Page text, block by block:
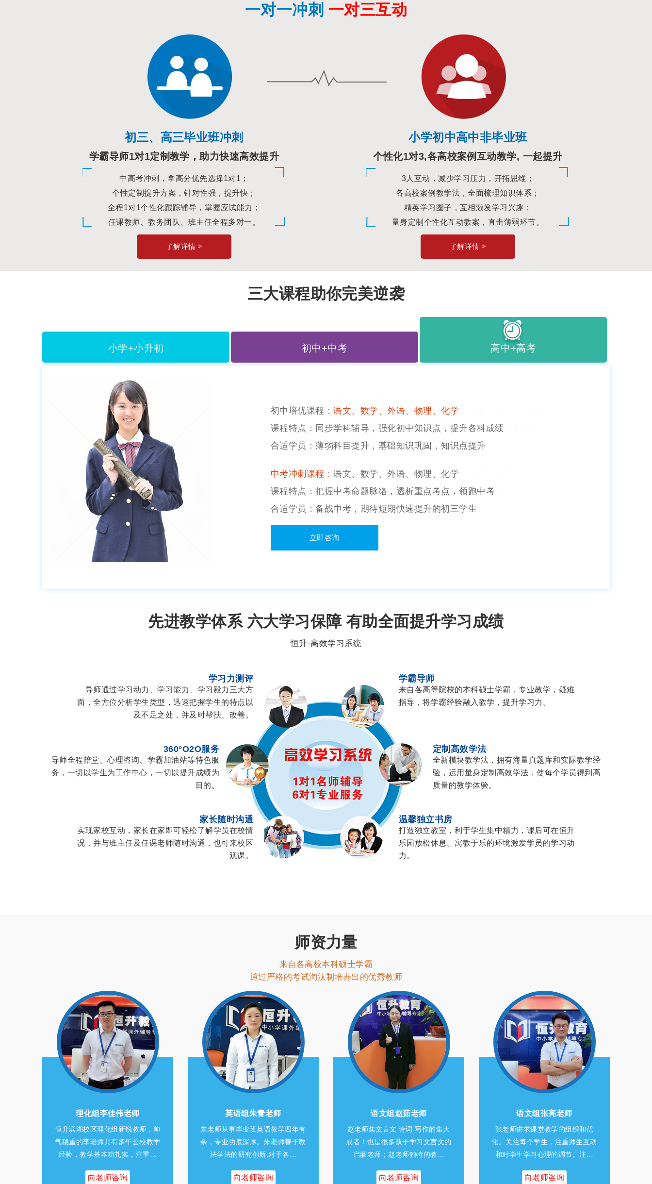
一对一冲刺 一对三互动
初三、高三毕业班冲刺
学霸导师1对1定制教学，助力快速高效提升
中高考冲刺，拿高分优先选择1对1；
个性定制提升方案，针对性强，提升快；
全程1对1个性化跟踪辅导，掌握应试能力；
任课教师、教务团队、班主任全程多对一。
了解详情 >
小学初中高中非毕业班
个性化1对3,各高校案例互动教学, 一起提升
3人互动，减少学习压力，开拓思维；
各高校案例教学法，全面梳理知识体系；
精英学习圈子，互相激发学习兴趣；
量身定制个性化互动教案，直击薄弱环节。
了解详情 >
三大课程助你完美逆袭
小学+小升初 初中+中考 高中+高考
高中培优课程：语文、数学、外语、政治、历史、地理、化学、生物
课程特点：紧扣教学大纲同步辅导，梳理重点，扎实基础，查漏补缺
适合学员：高中有待提高成绩的学科，为高考打下基础
高考冲刺课程：语文、数学、外语、政治、历史、地理、化学、生物
课程特点：关注高考政策，沉浸式备考，强化训练，提高能力
适合学员：即将参加高考学生
立即咨询
先进教学体系 六大学习保障 有助全面提升学习成绩
恒升·高效学习系统
学习力测评
导师通过学习动力、学习能力、学习毅力三大方
面，全方位分析学生类型，迅速把握学生的特点以
及不足之处，并及时帮扶、改善。
学霸导师
来自各高等院校的本科硕士学霸，专业教学，疑难
指导，将学霸经验融入教学，提升学习力。
360°O2O服务
导师全程陪堂、心理咨询、学霸加油站等特色服
务，一切以学生为工作中心，一切以提升成绩为
目的。
定制高效学法
全新模块教学法，拥有海量真题库和实际教学经
验，运用量身定制高效学法，使每个学员得到高
质量的教学体验。
家长随时沟通
实现家校互动，家长在家即可轻松了解学员在校情
况，并与班主任及任课老师随时沟通，也可来校区
观课。
温馨独立书房
打造独立教室，利于学生集中精力，课后可在恒升
乐园放松休息。寓教于乐的环境激发学员的学习动
力。
师资力量
来自各高校本科硕士学霸
通过严格的考试淘汰制培养出的优秀教师
英语组朱青老师
朱老师从事毕业班英语教学四年有
余，专业功底深厚。朱老师善于教
法学法的研究创新,对于各…
向老师咨询
语文组赵茹老师
赵老师集文言文 诗词 写作的集大
成者！也是很多孩子学习文言文的
启蒙老师；赵老师独特的教…
向老师咨询
语文组张亮老师
张老师讲求课堂教学的组织和优
化。关注每个学生，注重师生互动
和对学生学习心理的调节。注…
向老师咨询
理化组计克娇老师
计老师的教学让我们看到“教师是课
堂教学的组织者，引导者和合作
者，在教学中，“开”之有度…
向老师咨询